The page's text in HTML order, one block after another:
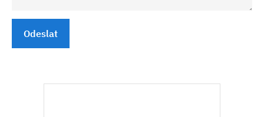
Odeslat